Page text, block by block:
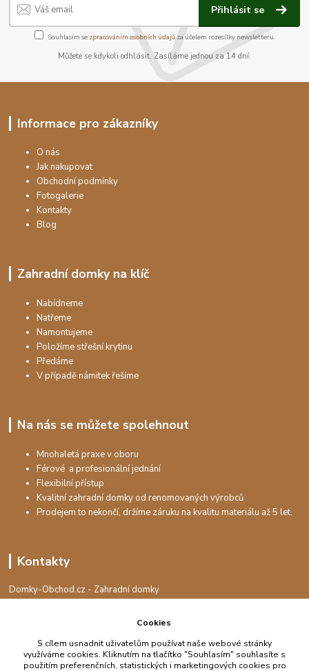
Přihlásit se
Souhlasím se zpracováním osobních údajůza účelem rozesílky newsletteru.
Můžete se kdykoli odhlásit. Zasíláme jednou za 14 dní.
Informace pro zákazníky
O nás
Jak nakupovat
Obchodní podmínky
Fotogalerie
Kontakty
Blog
Zahradní domky na klíč
Nabídneme
Natřeme
Namontujeme
Položíme střešní krytinu
Předáme
V případě námitek řešíme
Na nás se můžete spolehnout
Mnohaletá praxe v oboru
Férové a profesionální jednání
Flexibilní přístup
Kvalitní zahradní domky od renomovaných výrobců
Prodejem to nekončí, držíme záruku na kvalitu materiálu až 5 let.
Kontakty
Domky-Obchod.cz - Zahradní domky
+420 730 501 925
info@domky-obchod.cz
Cookies
S cílem usnadnit uživatelům používat naše webové stránky
využíváme cookies. Kliknutím na tlačítko "Souhlasím" souhlasíte s
použitím preferenčních, statistických i marketingových cookies pro